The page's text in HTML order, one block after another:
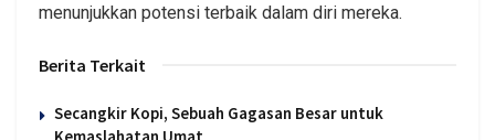
menunjukkan potensi terbaik dalam diri mereka.
Berita Terkait
Secangkir Kopi, Sebuah Gagasan Besar untuk